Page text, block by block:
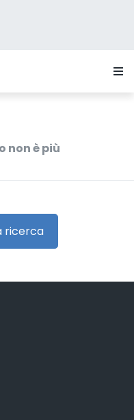
non è più
ricerca